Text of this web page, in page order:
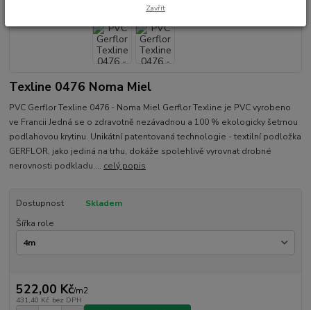
Texline 0476 Noma Miel
PVC Gerflor Texline 0476 - Noma Miel Gerflor Texline je PVC vyrobeno
ve Francii Jedná se o zdravotně nezávadnou a 100 % ekologicky šetrnou
podlahovou krytinu. Unikátní patentovaná technologie - textilní podložka
GERFLOR, jako jediná na trhu, dokáže spolehlivě vyrovnat drobné
nerovnosti podkladu.... celý popis
Dostupnost
Skladem
Šířka role
522,00 Kč/m2
431,40 Kč bez DPH
Zavřít